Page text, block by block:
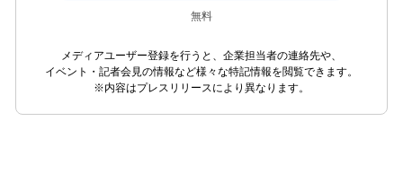
無料
メディアユーザー登録を行うと、企業担当者の連絡先や、
イベント・記者会見の情報など様々な特記情報を閲覧できます。
※内容はプレスリリースにより異なります。